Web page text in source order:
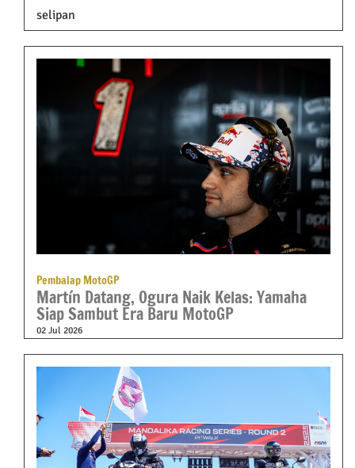
selipan
Pembalap MotoGP
Martín Datang, Ogura Naik Kelas: Yamaha
Siap Sambut Era Baru MotoGP
02 Jul 2026